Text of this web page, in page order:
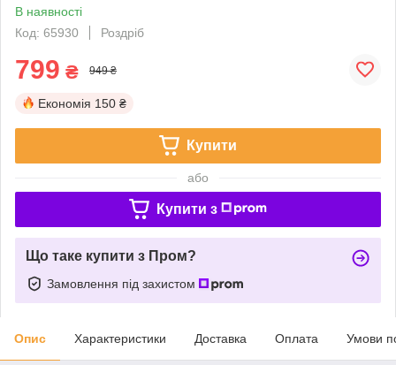
В наявності
Код: 65930
Роздріб
799 ₴ 949 ₴
Економія 150 ₴
Купити
або
Купити з
Що таке купити з Пром?
Замовлення під захистом
Опис Характеристики Доставка Оплата Умови